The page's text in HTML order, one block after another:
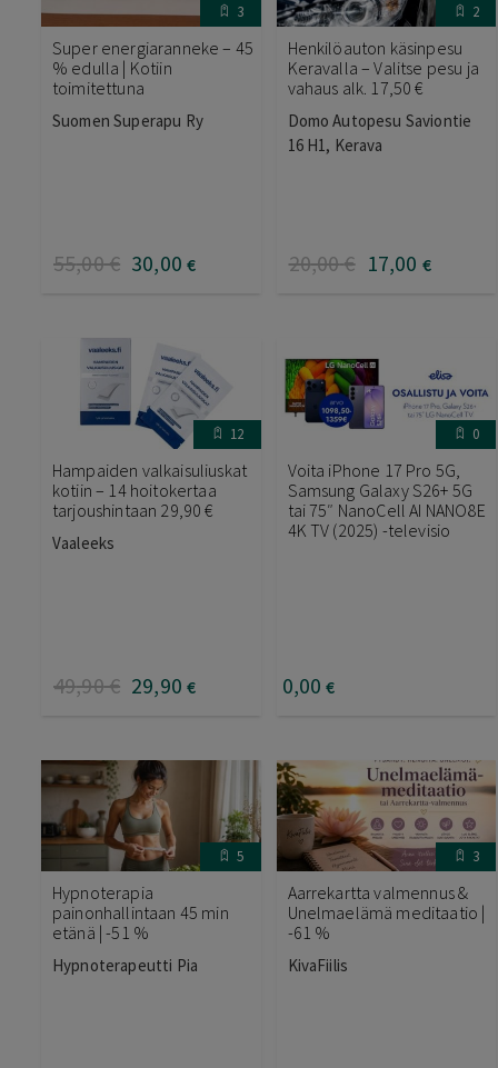
3
Super energiaranneke – 45
% edulla | Kotiin
toimitettuna
Suomen Superapu Ry
55,00€ 30,00 €
2
Henkilöauton käsinpesu
Keravalla – Valitse pesu ja
vahaus alk. 17,50 €
Domo Autopesu Saviontie
16 H1, Kerava
20,00€ 17,00 €
12
Hampaiden valkaisuliuskat
kotiin – 14 hoitokertaa
tarjoushintaan 29,90 €
Vaaleeks
49,90€ 29,90 €
0
Voita iPhone 17 Pro 5G,
Samsung Galaxy S26+ 5G
tai 75″ NanoCell AI NANO8E
4K TV (2025) -televisio
0,00 €
5
Hypnoterapia
painonhallintaan 45 min
etänä | -51 %
Hypnoterapeutti Pia
3
Aarrekartta valmennus &
Unelmaelämä meditaatio |
-61 %
KivaFiilis